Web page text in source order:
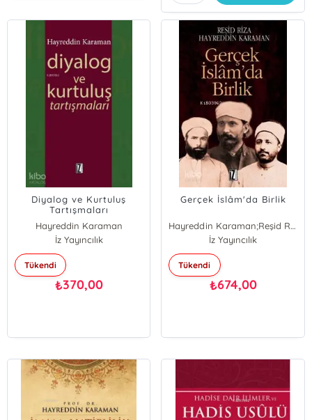
Diyalog ve Kurtuluş
Tartışmaları
Hayreddin Karaman
İz Yayıncılık
Tükendi
₺370,00
Gerçek İslâm'da Birlik
Hayreddin Karaman;Reşid Riza
Hayreddin Karaman
Reşid Riza
İz Yayıncılık
Tükendi
₺674,00